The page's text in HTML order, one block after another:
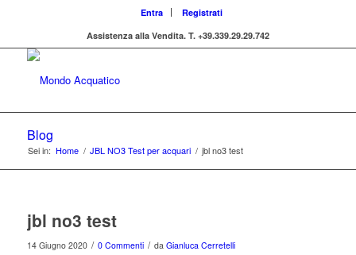
Entra
Registrati
Assistenza alla Vendita. T. +39.339.29.29.742
Blog
Sei in: Home / JBL NO3 Test per acquari / jbl no3 test
jbl no3 test
14 Giugno 2020 / 0 Commenti / da Gianluca Cerretelli